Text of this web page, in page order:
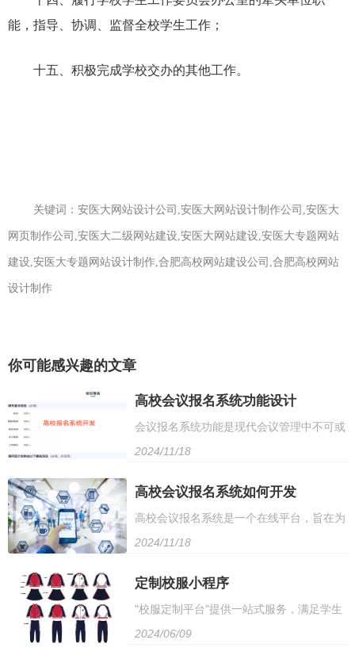
能，指导、协调、监督全校学生工作；
十五、积极完成学校交办的其他工作。
关键词：安医大网站设计公司,安医大网站设计制作公司,安医大
网页制作公司,安医大二级网站建设,安医大网站建设,安医大专题网站
建设,安医大专题网站设计制作,合肥高校网站建设公司,合肥高校网站
设计制作
你可能感兴趣的文章
高校会议报名系统功能设计
会议报名系统功能是现代会议管理中不可或
缺的一部分，它主要服务于参会者的报名、
信息管理和会议组织者的组织协调。首先，
系统应具备用户注册与登录功能，保障用户
注册后，即可使用多种报名方式进行报名，
如在线填写报名表、选择参会项目等
2024/11/18
高校会议报名系统如何开发
高校会议报名系统是一个在线平台，旨在为
参与者提供便捷、高效的会议报名服务。该
系统具备多种功能，如注册、缴费、信息管
理、通知发布等，为参会人员提供全方位的
2024/11/18
定制校服小程序
"校服定制平台"提供一站式服务，满足学生
个性化需求。平台提供多种款式选择，可根
2024/06/09